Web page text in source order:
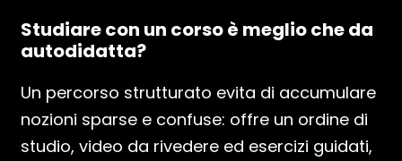
Studiare con un corso è meglio che da
autodidatta?
Un percorso strutturato evita di accumulare
nozioni sparse e confuse: offre un ordine di
studio, video da rivedere ed esercizi guidati,